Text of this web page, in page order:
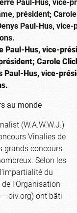
Paul-Hus, vice-
Carole
Paul-Hus, vice-
au monde
(W.A.W.W.J.)
Vinalies de
grands concours
Selon les
du
l’Organisation
oiv.org) ont bâti